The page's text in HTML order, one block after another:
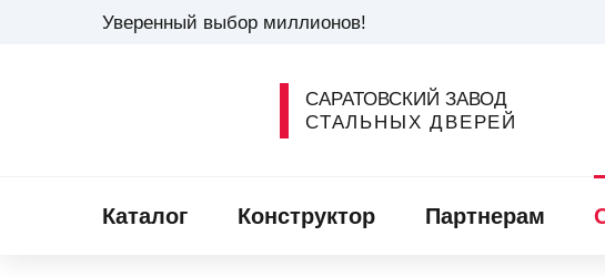
Уверенный выбор миллионов!
САРАТОВСКИЙ ЗАВОД
СТАЛЬНЫХ ДВЕРЕЙ
Каталог Конструктор Партнерам